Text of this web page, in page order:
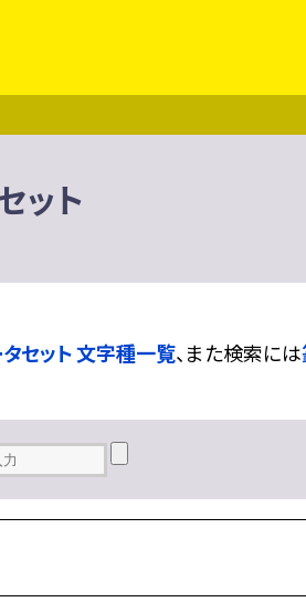
ット
セット 文字種一覧、また検索には